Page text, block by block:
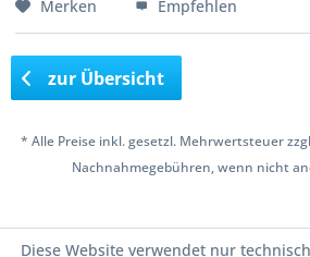
Merken Empfehlen
zur Übersicht
* Alle Preise inkl. gesetzl. Mehrwertsteuer
Nachnahmegebühren, wenn nicht
Diese Website verwendet nur